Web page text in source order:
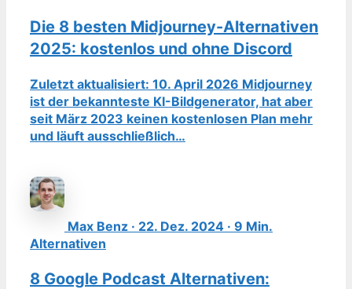
Die 8 besten Midjourney-Alternativen
2025: kostenlos und ohne Discord
Zuletzt aktualisiert: 10. April 2026 Midjourney
ist der bekannteste KI-Bildgenerator, hat aber
seit März 2023 keinen kostenlosen Plan mehr
und läuft ausschließlich…
Max Benz · 22. Dez. 2024 · 9 Min.
Alternativen
8 Google Podcast Alternativen: